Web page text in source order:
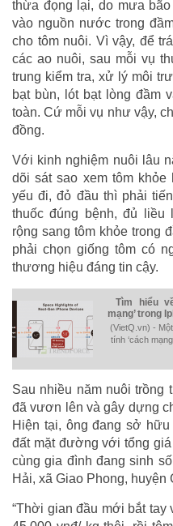
thừa đọng lại, do mưa
vào nguồn nước trong
cho tôm nuôi. Vì vậy, để
các ao nuôi, sau mỗi vụ
trung kiểm tra, xử lý môi
bạt bùn, lót bạt lòng đầm
toàn. Cứ mỗi vụ như vậy,
đồng.
Với kinh nghiệm nuôi lâu
dõi sát sao xem tôm khỏe
yếu đi, đỏ đầu thì phải
thuốc đúng bệnh, đủ
rộng sang tôm khỏe trong
phải chọn giống tôm có
thương hiệu đáng tin cậy.
Tìm hiểu
mạng’ trong
(VietQ.vn) -
tính ‘cách
Sau nhiều năm nuôi trồng
đã vươn lên và gây dựng
Hiện tại, ông đang sở
đất mặt đường với tổng
cùng gia đình đang sinh
Hải, xã Giao Phong,
“Thời gian đầu mới bắt tay